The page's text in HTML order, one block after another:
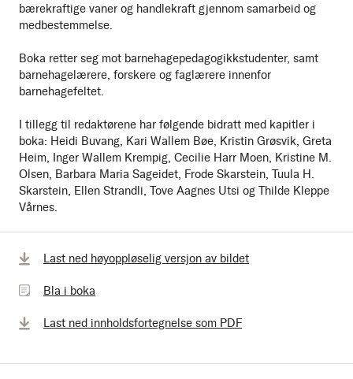
bærekraftige vaner og handlekraft gjennom samarbeid og
medbestemmelse.
Boka retter seg mot barnehagepedagogikkstudenter, samt
barnehagelærere, forskere og faglærere innenfor
barnehagefeltet.
I tillegg til redaktørene har følgende bidratt med kapitler i
boka: Heidi Buvang, Kari Wallem Bøe, Kristin Grøsvik, Greta
Heim, Inger Wallem Krempig, Cecilie Harr Moen, Kristine M.
Olsen, Barbara Maria Sageidet, Frode Skarstein, Tuula H.
Skarstein, Ellen Strandli, Tove Aagnes Utsi og Thilde Kleppe
Vårnes.
Last ned høyoppløselig versjon av bildet
Bla
bokaBla i boka
Last ned innholdsfortegnelse som PDF